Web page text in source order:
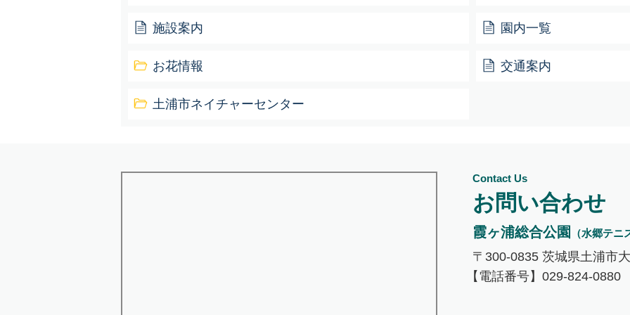
施設案内 園内一覧
お花情報 交通案内
土浦市ネイチャーセンター
Contact Us
お問い合わせ
霞ヶ浦総合公園 （水郷テニ
〒300-0835 茨城県土浦市
【電話番号】029-824-0880